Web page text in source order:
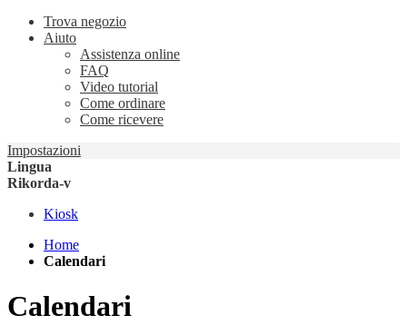
Trova negozio
Aiuto
Assistenza online
FAQ
Video tutorial
Come ordinare
Come ricevere
Impostazioni
Lingua
Rikorda-v
Kiosk
Home
Calendari
Calendari